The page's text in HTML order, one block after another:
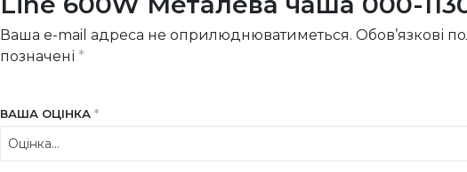
Ваша e-mail адреса не оприлюднюватиметься. Обов’язкові
позначені *
ВАША ОЦІНКА *